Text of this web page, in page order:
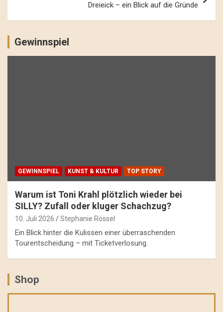
Dreieick – ein Blick auf die Gründe
Gewinnspiel
GEWINNSPIEL KUNST & KULTUR TOP STORY
Warum ist Toni Krahl plötzlich wieder bei
SILLY? Zufall oder kluger Schachzug?
10. Juli 2026 Stephanie Rössel
Ein Blick hinter die Kulissen einer überraschenden
Tourentscheidung – mit Ticketverlosung.
Shop